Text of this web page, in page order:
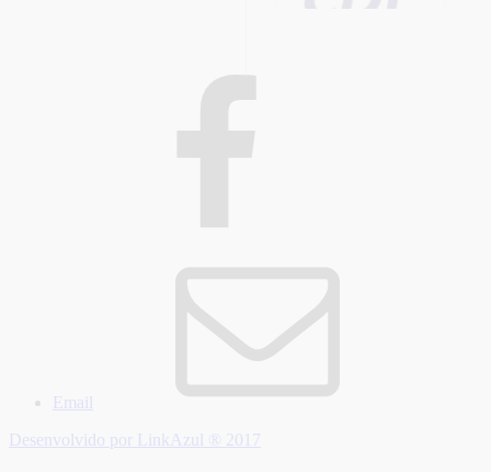
Email
Desenvolvido por LinkAzul ® 2017